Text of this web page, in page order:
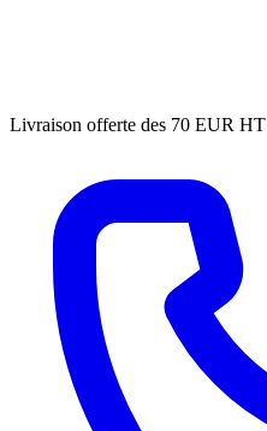
Livraison offerte des 70 EUR HT